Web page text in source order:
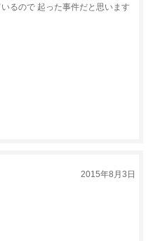
るので 起った事件だと思います
2015年8月3日